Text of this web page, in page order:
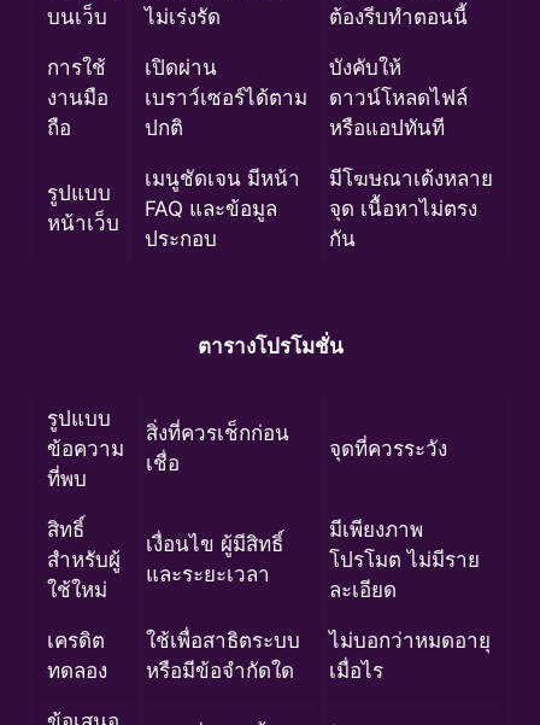
บนเว็บ
ไม่เร่งรัด
ต้องรีบทำตอนนี้
การใช้
งานมือ
ถือ
เปิดผ่าน
เบราว์เซอร์ได้ตาม
ปกติ
บังคับให้
ดาวน์โหลดไฟล์
หรือแอปทันที
รูปแบบ
หน้าเว็บ
เมนูชัดเจน มีหน้า
FAQ และข้อมูล
ประกอบ
มีโฆษณาเด้งหลาย
จุด เนื้อหาไม่ตรง
กัน
ตารางโปรโมชั่น
รูปแบบ
ข้อความ
ที่พบ
สิ่งที่ควรเช็กก่อน
เชื่อ
จุดที่ควรระวัง
สิทธิ์
สำหรับผู้
ใช้ใหม่
เงื่อนไข ผู้มีสิทธิ์
และระยะเวลา
มีเพียงภาพ
โปรโมต ไม่มีราย
ละเอียด
เครดิต
ทดลอง
ใช้เพื่อสาธิตระบบ
หรือมีข้อจำกัดใด
ไม่บอกว่าหมดอายุ
เมื่อไร